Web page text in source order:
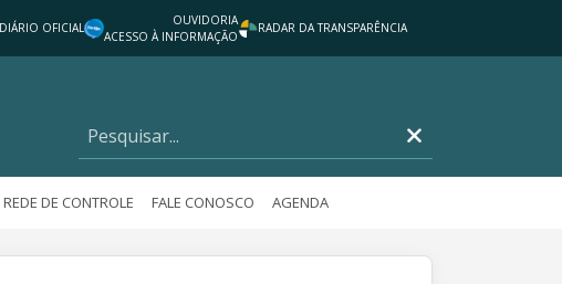
DIÁRIO OFICIAL
OUVIDORIA
ACESSO À INFORMAÇÃO
RADAR DA TRANSPARÊNCIA
REDE DE CONTROLE FALE CONOSCO AGENDA